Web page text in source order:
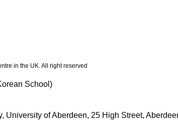
in the UK. All right reserved
School)
University of Aberdeen, 25 High Street,